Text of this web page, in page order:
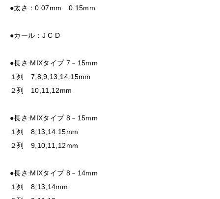
●太さ：0.07mm 0.15mm
●カール：J C D
●長さ:MIXタイプ 7－15mm
１列 7,8,9,13,14.15mm
２列 10,11,12mm
●長さ:MIXタイプ 8－15mm
１列 8,13,14.15mm
２列 9,10,11,12mm
●長さ:MIXタイプ 8－14mm
１列 8,13,14mm